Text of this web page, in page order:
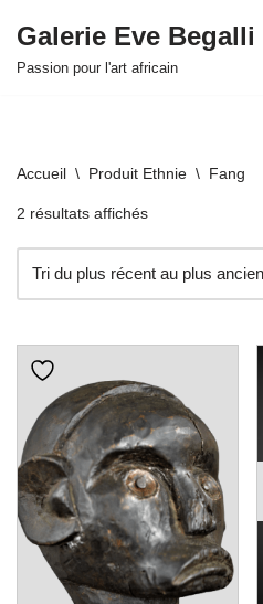
Aller
Galerie Eve Begalli
Passion pour l'art africain
Accueil \ Produit Ethnie \ Fang
2 résultats affichés